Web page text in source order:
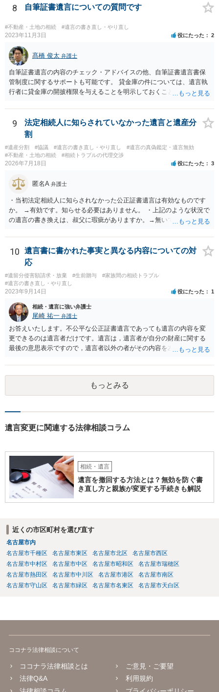
8 自筆証書遺言についての質問です
#不動産・土地の相続 #遺言の書き直し・やり直し
2023年11月3日 役にたった 2
髙橋 俊太 弁護士
自筆証書遺言の内容のチェック・アドバイスの他、自筆証書遺言書保
管制度に関するサポートも可能です。 貸金庫の件については、遺言執
行者に貸金庫の開披権限を与えることを明示しておくことでクリアで
9
法定相続人に知らされていなかった遺言と遺産分
割
#遺産分割 #協議 #遺言の書き直し・やり直し
#遺言の真偽鑑定・遺言無効
#不動産・土地の相続
#相続トラブルの代理交渉
2026年7月18日 役にたった 3
匿名A 弁護士
・当初法定相続人に知らされなかった公正証書遺言は有効なものです
か。 →有効です。知らせる必要はありません。 ・上記のような状況で
の遺言の書き換えは、叔父に瑕疵がありますか。→無いです。 ・分割
ますか。 →本人が自由に決められますので、どこが妥当とは言えない
です。客観的な基準もありません。 ・できれば穏やかに、分割を拒否
することはできますか。 →分割を拒否するということは、遺産はいら
ないということでしょうか。遺言で、受取を指定されててもいらない
と拒否することはできます。理由を説明する必要はありません。
10
遺言書に書かれた事実と異なる内容についての対
応
#遺留分侵害額請求・放棄 #生前贈与
#家族間の相続トラブル
#遺言の書き直し・やり直し
2023年9月14日 役にたった 1
相続・遺言に強い弁護士
尾崎 祐一 弁護士
お答えいたします。不公平な公正証書遺言であっても遺言の内容を変
更できるのは遺言者だけです。遺言は，遺言者が自分の財産に関する
最後の意思表示ですので，遺言者以外の者がその内容を左右させるこ
とはできないのです。
もっとみる
遺言変更に関連する法律相談コラム
相続・遺言
遺言を撤回する方法とは？無効を防ぐ書
き直し方と親族が変更する手続きも解説
近くの市区町村を選び直す
名古屋市内
名古屋市千種区
名古屋市東区 名古屋市北区
名古屋市西区
名古屋市中村区
名古屋市中区 名古屋市昭和区
名古屋市瑞穂区
名古屋市熱田区
名古屋市中川区 名古屋市港区
名古屋市南区
名古屋市守山区
名古屋市緑区 名古屋市名東区 名古屋市天白区
ココナラ法律相談について
ココナラ法律相談とは
法律Q&A
ご意見・ご要望
利用規約